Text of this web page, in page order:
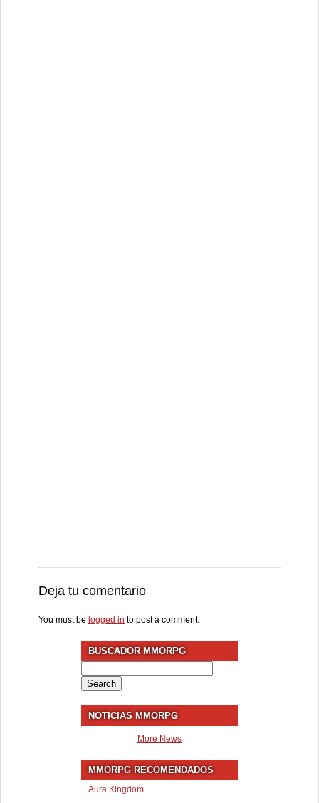
Deja tu comentario
You must be logged in to post a comment.
BUSCADOR MMORPG
for:
NOTICIAS MMORPG
More News
MMORPG RECOMENDADOS
Aura Kingdom